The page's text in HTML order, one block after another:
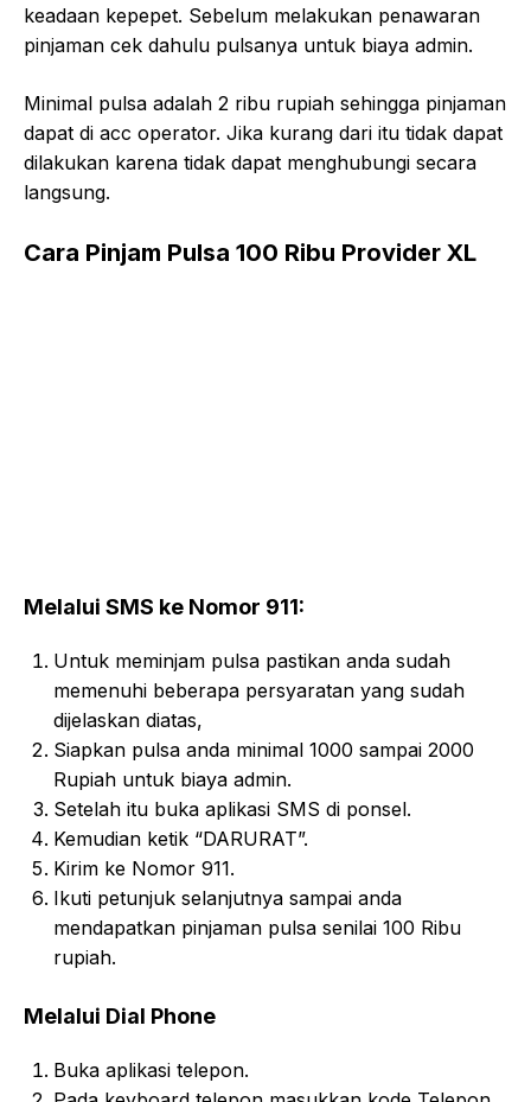
keadaan kepepet. Sebelum melakukan penawaran
pinjaman cek dahulu pulsanya untuk biaya admin.
Minimal pulsa adalah 2 ribu rupiah sehingga pinjaman
dapat di acc operator. Jika kurang dari itu tidak dapat
dilakukan karena tidak dapat menghubungi secara
langsung.
Cara Pinjam Pulsa 100 Ribu Provider XL
Melalui SMS ke Nomor 911:
Untuk meminjam pulsa pastikan anda sudah
memenuhi beberapa persyaratan yang sudah
dijelaskan diatas,
Siapkan pulsa anda minimal 1000 sampai 2000
Rupiah untuk biaya admin.
Setelah itu buka aplikasi SMS di ponsel.
Kemudian ketik “DARURAT”.
Kirim ke Nomor 911.
Ikuti petunjuk selanjutnya sampai anda
mendapatkan pinjaman pulsa senilai 100 Ribu
rupiah.
Melalui Dial Phone
Buka aplikasi telepon.